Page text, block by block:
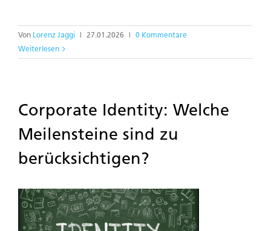
Von Lorenz Jaggi 27.01.2026
0 Kommentare
Weiterlesen
Corporate Identity: Welche
Meilensteine sind zu
berücksichtigen?